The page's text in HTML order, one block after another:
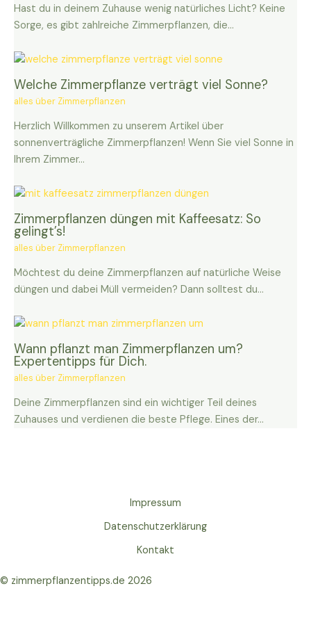
Hast du in deinem Zuhause wenig natürliches Licht? Keine
Sorge, es gibt zahlreiche Zimmerpflanzen, die…
Welche Zimmerpflanze verträgt viel Sonne?
alles über Zimmerpflanzen
Herzlich Willkommen zu unserem Artikel über
sonnenverträgliche Zimmerpflanzen! Wenn Sie viel Sonne in
Ihrem Zimmer…
Zimmerpflanzen düngen mit Kaffeesatz: So
gelingt’s!
alles über Zimmerpflanzen
Möchtest du deine Zimmerpflanzen auf natürliche Weise
düngen und dabei Müll vermeiden? Dann solltest du…
Wann pflanzt man Zimmerpflanzen um?
Expertentipps für Dich.
alles über Zimmerpflanzen
Deine Zimmerpflanzen sind ein wichtiger Teil deines
Zuhauses und verdienen die beste Pflege. Eines der…
Impressum
Datenschutzerklärung
Kontakt
© zimmerpflanzentipps.de 2026